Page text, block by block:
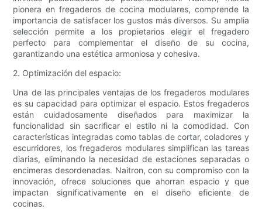
pionera en fregaderos de cocina modulares, comprende la
importancia de satisfacer los gustos más diversos. Su amplia
selección permite a los propietarios elegir el fregadero
perfecto para complementar el diseño de su cocina,
garantizando una estética armoniosa y cohesiva.
2. Optimización del espacio:
Una de las principales ventajas de los fregaderos modulares
es su capacidad para optimizar el espacio. Estos fregaderos
están cuidadosamente diseñados para maximizar la
funcionalidad sin sacrificar el estilo ni la comodidad. Con
características integradas como tablas de cortar, coladores y
escurridores, los fregaderos modulares simplifican las tareas
diarias, eliminando la necesidad de estaciones separadas o
encimeras desordenadas. Naitron, con su compromiso con la
innovación, ofrece soluciones que ahorran espacio y que
impactan significativamente en el diseño eficiente de
cocinas.